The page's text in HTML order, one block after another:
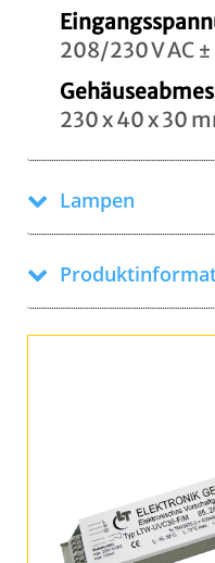
208/230 V AC
230 x 40 x 30
Lampen